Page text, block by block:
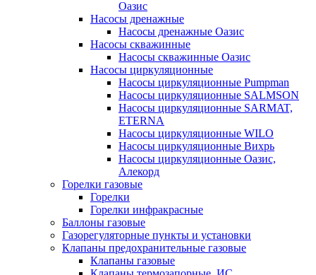
Оазис
Насосы дренажные
Насосы дренажные Оазис
Насосы скважинные
Насосы скважинные Оазис
Насосы циркуляционные
Насосы циркуляционные Pumpman
Насосы циркуляционные SALMSON
Насосы циркуляционные SARMAT,
ETERNA
Насосы циркуляционные WILO
Насосы циркуляционные Вихрь
Насосы циркуляционные Оазис,
Алекорд
Горелки газовые
Горелки
Горелки инфракрасные
Баллоны газовые
Газорегуляторные пункты и установки
Клапаны предохранительные газовые
Клапаны газовые